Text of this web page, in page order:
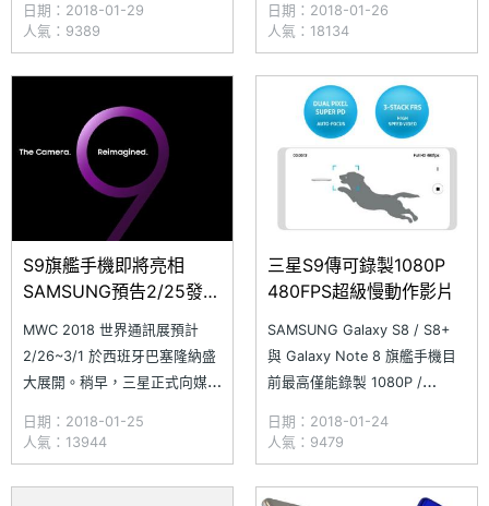
SAMSUNG Galaxy S9 / S9+。
近期三星下一代旗艦產品持續有
相關資訊不斷曝光，科技部落客
日期：2018-01-29
人氣：9389
Galaxy S9 與 Galaxy S9+。近
日，網路出現兩部號稱 Galaxy
S9 的動手玩影片，其中一部影
片可看到外型與 Galaxy S8 相
去不遠，
日期：2018-01-26
人氣：18134
S9旗艦手機即將亮相
SAMSUNG預告2/25發表
MWC 2018 世界通訊展預計
2/26~3/1 於西班牙巴塞隆納盛
大展開。稍早，三星正式向媒體
前、西班牙當地時間 2/25 下午
6 點，三星將舉辦「Samsung
Galaxy Unpacked 2018」活
日期：2018-01-25
人氣：13944
三星S9傳可錄製1080P
480FPS超級慢動作影片
SAMSUNG Galaxy S8 / S8+
與 Galaxy Note 8 旗艦手機目
前最高僅能錄製 1080P /
旗艦機 Galaxy S9 系列將突破
這個極限，推出「Super slow-
mo」（超級慢鏡頭）功能，而
日期：2018-01-24
人氣：9479